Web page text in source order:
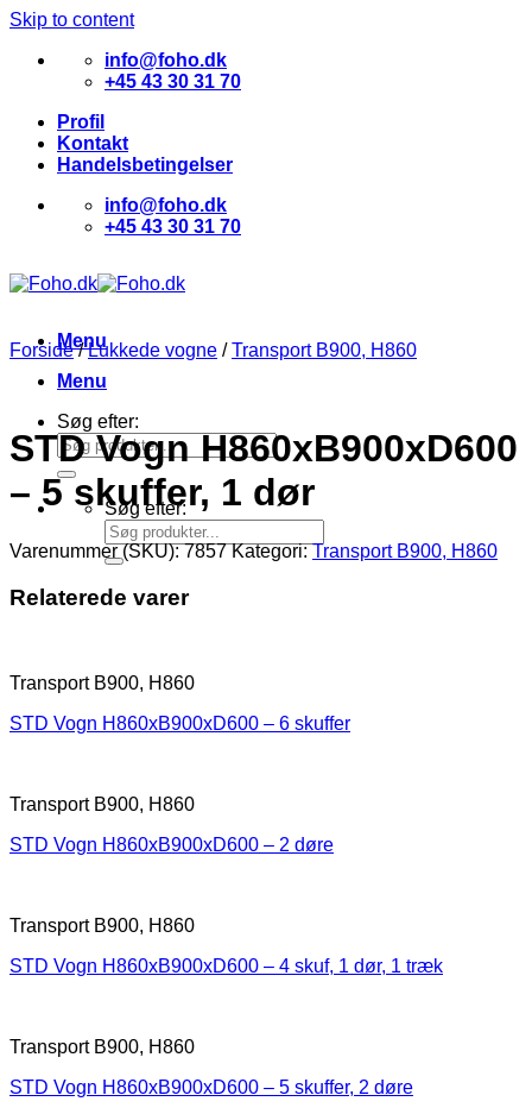
Skip to content
info@foho.dk
+45 43 30 31 70
Profil
Kontakt
Handelsbetingelser
info@foho.dk
+45 43 30 31 70
Menu
Menu
Søg efter:
Søg efter:
Forside / Lukkede vogne / Transport B900, H860
STD Vogn H860xB900xD600
– 5 skuffer, 1 dør
Varenummer (SKU):7857 Kategori:Transport B900, H860
Relaterede varer
Transport B900, H860
STD Vogn H860xB900xD600 – 6 skuffer
Transport B900, H860
STD Vogn H860xB900xD600 – 2 døre
Transport B900, H860
STD Vogn H860xB900xD600 – 4 skuf, 1 dør, 1 træk
Transport B900, H860
STD Vogn H860xB900xD600 – 5 skuffer, 2 døre